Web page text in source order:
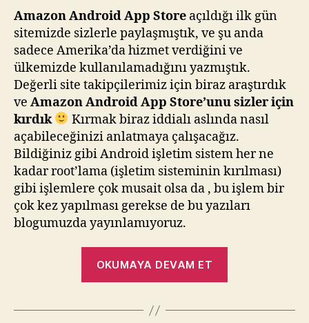
:)
için
Amazon Android App Store açıldığı ilk gün
sitemizde sizlerle paylaşmıştık, ve şu anda
sadece Amerika’da hizmet verdiğini ve
ülkemizde kullanılamadığını yazmıştık.
Değerli site takipçilerimiz için biraz araştırdık
ve Amazon Android App Store’unu sizler için
kırdık
Kırmak biraz iddialı aslında nasıl
açabileceğinizi anlatmaya çalışacağız.
Bildiğiniz gibi Android işletim sistem her ne
kadar root’lama (işletim sisteminin kırılması)
gibi işlemlere çok musait olsa da , bu işlem bir
çok kez yapılması gerekse de bu yazıları
blogumuzda yayınlamıyoruz.
OKUMAYA DEVAM ET
Store'dan